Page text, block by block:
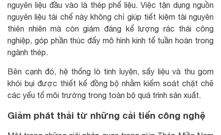
nguyên liệu đầu vào là thép phế liệu. Việc tận dụng nguồn
nguyên liệu tái chế này không chỉ giúp tiết kiệm tài nguyên
thiên nhiên mà còn giảm đáng kể lượng rác thải công
nghiệp, góp phần thúc đẩy mô hình kinh tế tuần hoàn trong
ngành thép.
Bên cạnh đó, hệ thống lò tinh luyện, sấy liệu và thu gom
khói bụi được thiết kế đồng bộ nhằm kiểm soát chặt chẽ
các yếu tố môi trường trong toàn bộ quá trình sản xuất.
Giảm phát thải từ những cải tiến công nghệ